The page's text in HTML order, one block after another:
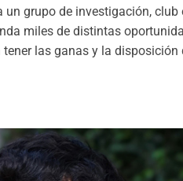
un grupo de investigación,
miles de distintas
las ganas y la disposición